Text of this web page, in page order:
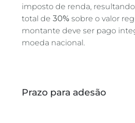
imposto de renda,
total de 30% sobre o valor
montante deve ser pago
moeda nacional.
Prazo para adesão